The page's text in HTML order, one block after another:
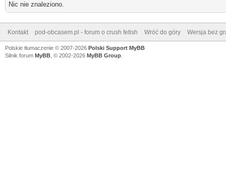
Nic nie znaleziono.
Kontakt pod-obcasem.pl - forum o crush fetish Wróć do góry Wersja bez
Polskie tłumaczenie © 2007-2026 Polski Support MyBB
Silnik forum MyBB , © 2002-2026 MyBB Group